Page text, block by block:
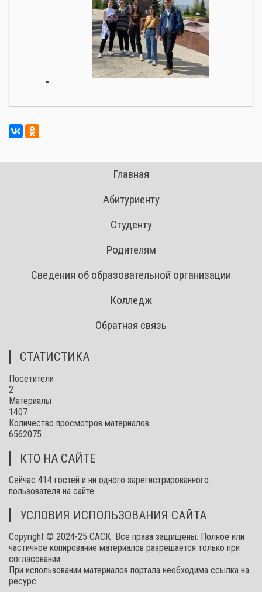
Главная
Абитуриенту
Студенту
Родителям
Сведения об образовательной организации
Колледж
Обратная связь
СТАТИСТИКА
Посетители
2
Материалы
1407
Количество просмотров материалов
6562075
КТО НА САЙТЕ
Сейчас 414 гостей и ни одного зарегистрированного
пользователя на сайте
УСЛОВИЯ ИСПОЛЬЗОВАНИЯ САЙТА
Copyright © 2024-25 САСК Все права защищены. Полное или
частичное копирование материалов разрешается только при
согласовании.
При использовании материалов портала необходима ссылка на
ресурс.